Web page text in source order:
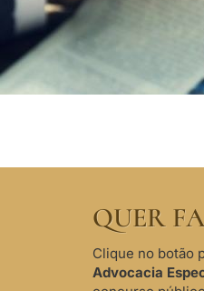
QUER
Clique no botão
Advocacia